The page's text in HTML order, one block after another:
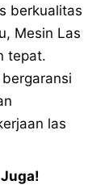
berkualitas
Mesin Las
tepat.
las